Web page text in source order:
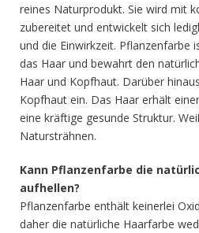
reines Naturprodukt. Sie wird mit
zubereitet und entwickelt sich
und die Ein­wirkzeit. Pflanzenfarbe
das Haar und bewahrt den
Haar und Kopfhaut. Darüber
Kopfhaut ein. Das Haar erhält
eine kräftige gesunde Struktur.
Natursträhnen.
Kann Pflanzenfarbe die
aufhellen?
Pflanzenfarbe enthält keinerlei
daher die natürliche Haarfarbe